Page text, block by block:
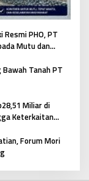
PHO, PT
Mutu dan
Tanah PT
Miliar di
Keterkaitan
Forum Mori